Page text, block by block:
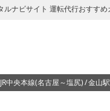
ルナビサイト 運転代行おすす
JR中央本線(名古屋～塩尻) 金山